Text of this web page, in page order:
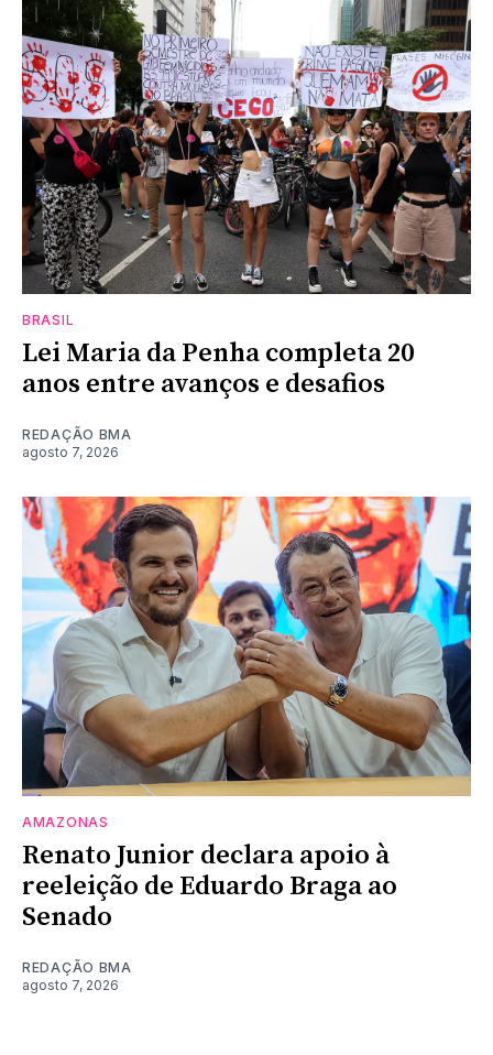
BRASIL
Lei Maria da Penha completa 20
anos entre avanços e desafios
REDAÇÃO BMA
agosto 7, 2026
AMAZONAS
Renato Junior declara apoio à
reeleição de Eduardo Braga ao
Senado
REDAÇÃO BMA
agosto 7, 2026